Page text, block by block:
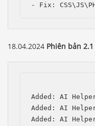
- Fix:
18.04.2024 Phiên bản
Added: AI
Added: AI
Added: AI